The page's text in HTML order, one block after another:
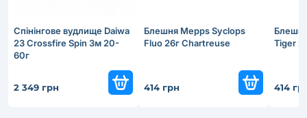
Спінінгове вудлище Daiwa
23 Crossfire Spin 3м 20-
60г
2 349 грн
Блешня Mepps Syclops
Fluo 26г Chartreuse
414 грн
Tiger
414